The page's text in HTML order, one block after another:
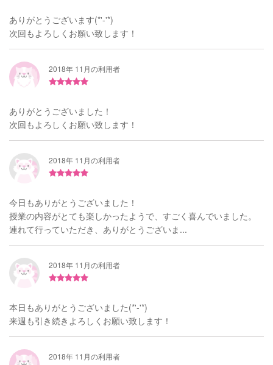
ありがとうございます(*'-'*)
次回もよろしくお願い致します！
2018年 11月の利用者
ありがとうございました！
次回もよろしくお願い致します！
2018年 11月の利用者
今日もありがとうございました！
授業の内容がとても楽しかったようで、すごく喜んでいました。
連れて行っていただき、ありがとうございま...
2018年 11月の利用者
本日もありがとうございました(*'-'*)
来週も引き続きよろしくお願い致します！
2018年 11月の利用者